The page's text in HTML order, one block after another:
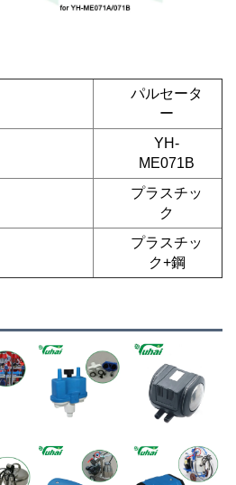
パルセータ
ー
YH-
ME071B
プラスチッ
ク
プラスチッ
ク+鋼